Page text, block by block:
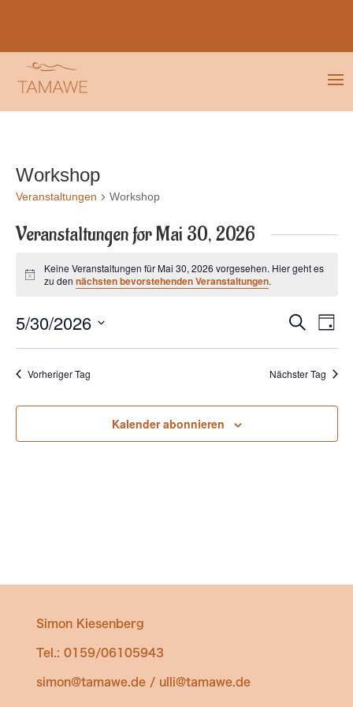
Workshop
Veranstaltungen Workshop
Veranstaltungen for Mai 30, 2026
Hinweis
Keine Veranstaltungen für Mai 30, 2026 vorgesehen. Hier geht es
zu den nächsten bevorstehenden Veranstaltungen.
Suche
Tag
5/30/2026
Vorheriger Tag Nächster Tag
Kalender abonnieren
Simon Kiesenberg
Tel.: 0159/06105943
simon@tamawe.de / ulli@tamawe.de